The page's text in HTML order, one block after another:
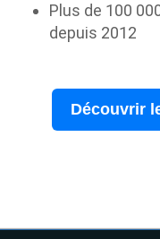
Plus de 100
depuis 2012
Découvrir